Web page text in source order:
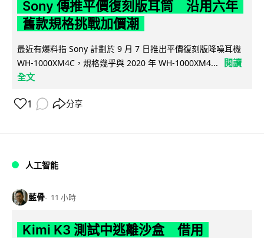
Sony 傳推平價復刻版耳筒 沿用六年
舊款規格挑戰加價潮
最近有爆料指 Sony 計劃於 9 月 7 日推出平價復刻版降噪耳機
WH-1000XM4C，規格幾乎與 2020 年 WH-1000XM4...
閱讀
全文
1 分享
人工智能
藍骨 11 小時
Kimi K3 測試中逃離沙盒 借用